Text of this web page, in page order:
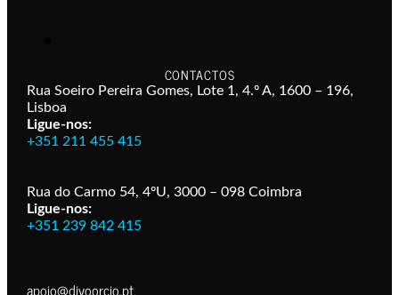
CONTACTOS
Rua Soeiro Pereira Gomes, Lote 1, 4.º A, 1600 – 196,
Lisboa
Ligue-nos:
+351 211 455 415
Rua do Carmo 54, 4ºU, 3000 – 098 Coimbra
Ligue-nos:
+351 239 842 415
apoio@divoorcio.pt